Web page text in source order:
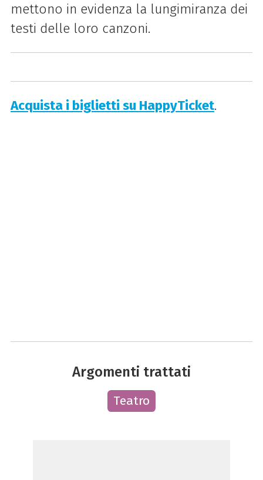
mettono in evidenza la lungimiranza dei
testi delle loro canzoni.
Acquista i biglietti su HappyTicket.
Argomenti trattati
Teatro